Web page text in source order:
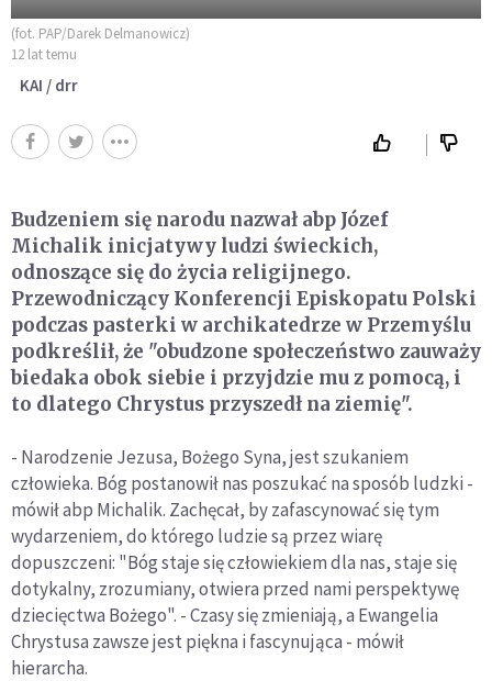
(fot. PAP/Darek Delmanowicz)
12 lat temu
KAI / drr
Budzeniem się narodu nazwał abp Józef
Michalik inicjatywy ludzi świeckich,
odnoszące się do życia religijnego.
Przewodniczący Konferencji Episkopatu Polski
podczas pasterki w archikatedrze w Przemyślu
podkreślił, że "obudzone społeczeństwo zauważy
biedaka obok siebie i przyjdzie mu z pomocą, i
to dlatego Chrystus przyszedł na ziemię".
- Narodzenie Jezusa, Bożego Syna, jest szukaniem
człowieka. Bóg postanowił nas poszukać na sposób ludzki -
mówił abp Michalik. Zachęcał, by zafascynować się tym
wydarzeniem, do którego ludzie są przez wiarę
dopuszczeni: "Bóg staje się człowiekiem dla nas, staje się
dotykalny, zrozumiany, otwiera przed nami perspektywę
dziecięctwa Bożego". - Czasy się zmieniają, a Ewangelia
Chrystusa zawsze jest piękna i fascynująca - mówił
hierarcha.